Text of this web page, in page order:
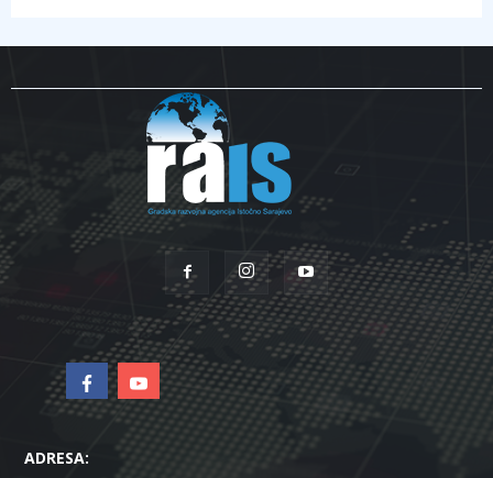
ADRESA: